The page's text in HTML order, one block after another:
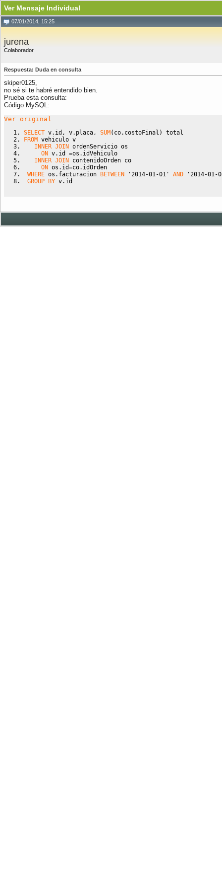
Ver Mensaje Individual
07/01/2014, 15:25
jurena
Colaborador
Respuesta: Duda en consulta
skiper0125,
no sé si te habré entendido bien.
Prueba esta consulta:
Código MySQL:
Ver original
SELECT v.id , v.placa, SUM ( co.costoFinal )
total
FROM vehiculo v
INNER JOIN ordenServicio os
ON v.id =os.idVehiculo
INNER JOIN contenidoOrden co
ON os.id=co.idOrden
WHERE os.facturacion BETWEEN '2014-01-01' AND
'2014-01-
GROUP BY v.id